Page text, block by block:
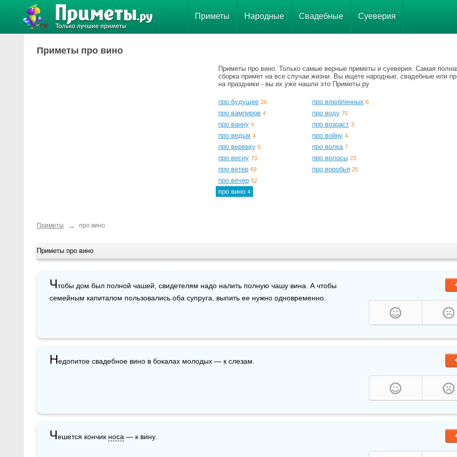
Приметы Народные Свадебные Суеверия
Приметы про вино
Приметы про вино. Только самые верные приметы и суеверия. Самая
сборка примет на все случаи жизни. Вы ищете народные, свадебные или
на праздники - вы их уже нашли это Приметы.ру
про будущее 26
про вампиров 4
про ванну 6
про ведьм 4
про веревку 5
про весну 73
про ветер 69
про вечер 52
про вино 4
про влюбленных 6
про воду 75
про возраст 3
про войну 4
про волка 7
про волосы 23
про воробья 25
Приметы → про вино
Приметы про вино
Чтобы дом был полной чашей, свидетелям надо налить полную чашу вина. А чтобы
семейным капиталом пользовались оба супруга, выпить ее нужно одновременно.
Недопитое свадебное вино в бокалах молодых — к слезам.
Чешется кончик носа — к вину.